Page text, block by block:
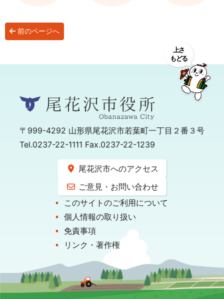
前のページへ
〒999-4292 山形県尾花沢市若葉町一丁目２番３号
Tel.0237-22-1111 Fax.0237-22-1239
尾花沢市へのアクセス
ご意見・お問い合わせ
このサイトのご利用について
個人情報の取り扱い
免責事項
リンク・著作権